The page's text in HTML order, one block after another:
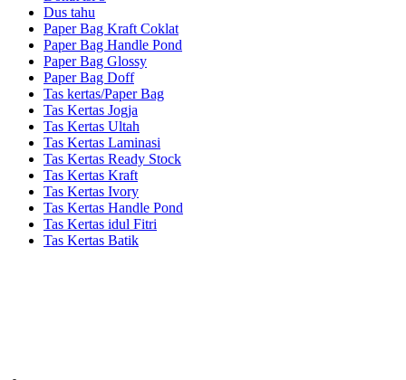
Dus tahu
Paper Bag Kraft Coklat
Paper Bag Handle Pond
Paper Bag Glossy
Paper Bag Doff
Tas kertas/Paper Bag
Tas Kertas Jogja
Tas Kertas Ultah
Tas Kertas Laminasi
Tas Kertas Ready Stock
Tas Kertas Kraft
Tas Kertas Ivory
Tas Kertas Handle Pond
Tas Kertas idul Fitri
Tas Kertas Batik